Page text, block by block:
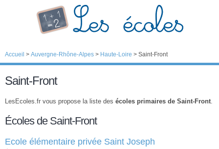
Accueil > Auvergne-Rhône-Alpes > Haute-Loire > Saint-Front
Saint-Front
LesEcoles.fr vous propose la liste des écoles primaires de Saint-Front.
Écoles de Saint-Front
Ecole élémentaire privée Saint Joseph